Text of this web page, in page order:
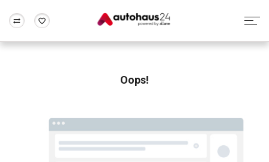
Rund um die Inzahlungnahme
Oops!